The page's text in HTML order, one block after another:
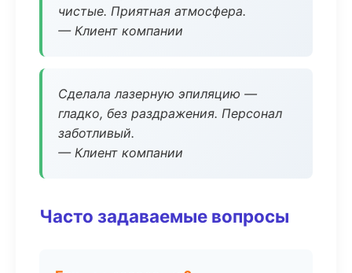
чистые. Приятная атмосфера.
— Клиент компании
Сделала лазерную эпиляцию —
гладко, без раздражения. Персонал
заботливый.
— Клиент компании
Часто задаваемые вопросы